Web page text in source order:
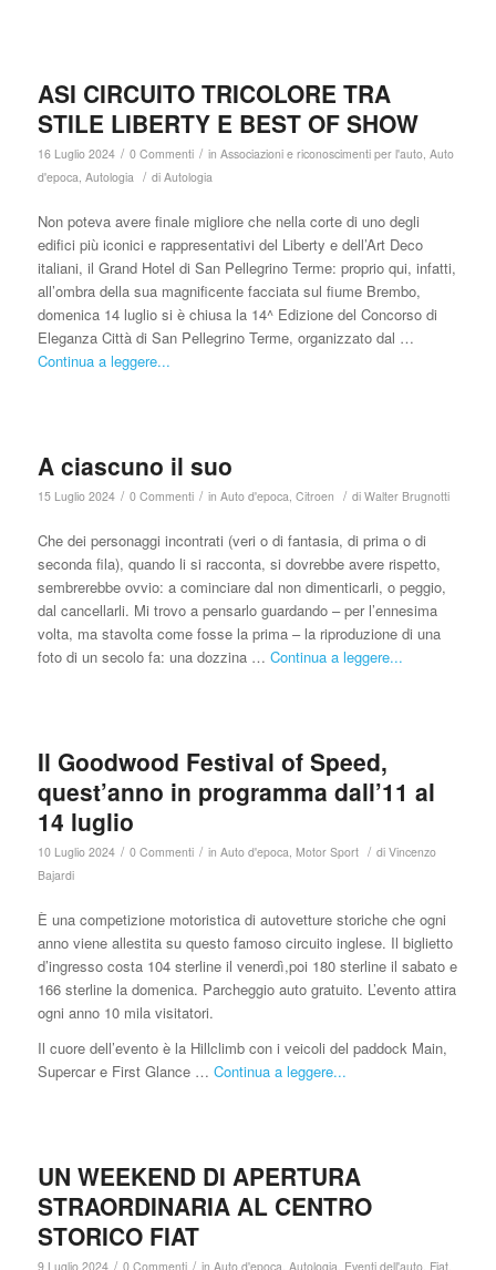
ASI CIRCUITO TRICOLORE TRA
STILE LIBERTY E BEST OF SHOW
16 Luglio 2024 / 0 Commenti / in Associazioni e riconoscimenti per l'auto, Auto
d'epoca Autologia / di Autologia
Non poteva avere finale migliore che nella corte di uno degli
edifici più iconici e rappresentativi del Liberty e dell’Art Deco
italiani, il Grand Hotel di San Pellegrino Terme: proprio qui, infatti,
all’ombra della sua magnificente facciata sul fiume Brembo,
domenica 14 luglio si è chiusa la 14^ Edizione del Concorso di
Eleganza Città di San Pellegrino Terme, organizzato dal …
Continua a leggere...
A ciascuno il suo
15 Luglio 2024 / 0 Commenti / in Auto d'epoca Citroen / di Walter Brugnotti
Che dei personaggi incontrati (veri o di fantasia, di prima o di
seconda fila), quando li si racconta, si dovrebbe avere rispetto,
sembrerebbe ovvio: a cominciare dal non dimenticarli, o peggio,
dal cancellarli. Mi trovo a pensarlo guardando – per l’ennesima
volta, ma stavolta come fosse la prima – la riproduzione di una
foto di un secolo fa: una dozzina … Continua a leggere...
Il Goodwood Festival of Speed,
quest’anno in programma dall’11 al
14 luglio
10 Luglio 2024 / 0 Commenti / in Auto d'epoca Motor Sport / di Vincenzo
Bajardi
È una competizione motoristica di autovetture storiche che ogni
anno viene allestita su questo famoso circuito inglese. Il biglietto
d’ingresso costa 104 sterline il venerdì,poi 180 sterline il sabato e
166 sterline la domenica. Parcheggio auto gratuito. L’evento attira
ogni anno 10 mila visitatori.
Il cuore dell’evento è la Hillclimb con i veicoli del paddock Main,
Supercar e First Glance … Continua a leggere...
UN WEEKEND DI APERTURA
STRAORDINARIA AL CENTRO
STORICO FIAT
9 Luglio 2024 / 0 Commenti / in Auto d'epoca Autologia Eventi dell'auto, Fiat,